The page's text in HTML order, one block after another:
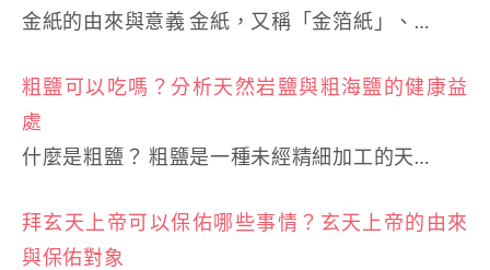
金紙的由來與意義 金紙，又稱「金箔紙」、…
粗鹽可以吃嗎？分析天然岩鹽與粗海鹽的健康益
處
什麼是粗鹽？ 粗鹽是一種未經精細加工的天…
拜玄天上帝可以保佑哪些事情？玄天上帝的由來
與保佑對象